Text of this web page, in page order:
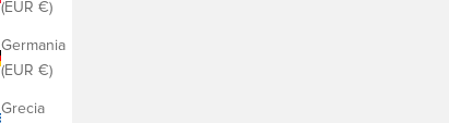
(EUR €)
Germania
(EUR €)
Grecia